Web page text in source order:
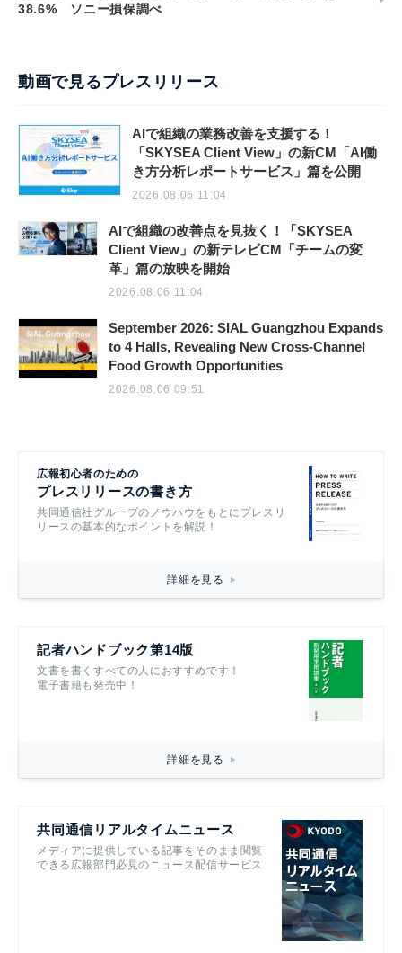
38.6% ソニー損保調べ
動画で見るプレスリリース
AIで組織の業務改善を支援する！
「SKYSEA Client View」の新CM「AI働
き方分析レポートサービス」篇を公開
2026.08.06 11:04
AIで組織の改善点を見抜く！「SKYSEA
Client View」の新テレビCM「チームの変
革」篇の放映を開始
2026.08.06 11:04
September 2026: SIAL Guangzhou Expands
to 4 Halls, Revealing New Cross-Channel
Food Growth Opportunities
2026.08.06 09:51
広報初心者のための
プレスリリースの書き方
共同通信社グループのノウハウをもとにプレスリ
リースの基本的なポイントを解説！
詳細を見る
記者ハンドブック第14版
文書を書くすべての人におすすめです！
電子書籍も発売中！
詳細を見る
共同通信リアルタイムニュース
メディアに提供している記事をそのまま閲覧
できる広報部門必見のニュース配信サービス